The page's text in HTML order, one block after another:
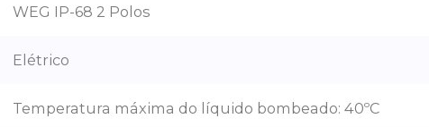
WEG IP-68 2 Polos
Elétrico
Temperatura máxima do líquido bombeado: 40ºC